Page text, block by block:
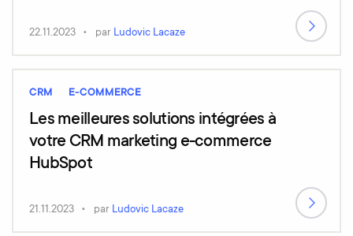
22.11.2023 par Ludovic Lacaze
CRM E-COMMERCE
Les meilleures solutions intégrées à
votre CRM marketing e-commerce
HubSpot
21.11.2023 par Ludovic Lacaze